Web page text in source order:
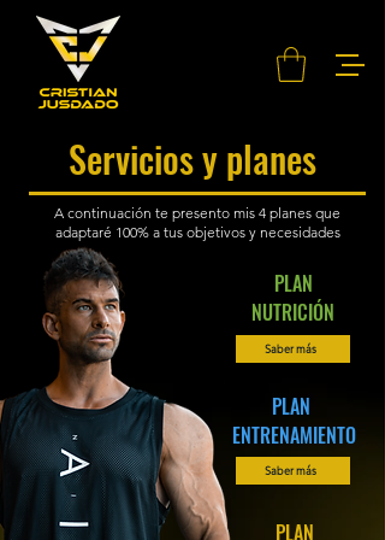
Servicios y planes
A continuación te presento mis 4 planes que
adaptaré 100% a tus objetivos y necesidades
PLAN
NUTRICIÓN
Saber más
Saber más
PLAN
ENTRENAMIENTO
PLAN